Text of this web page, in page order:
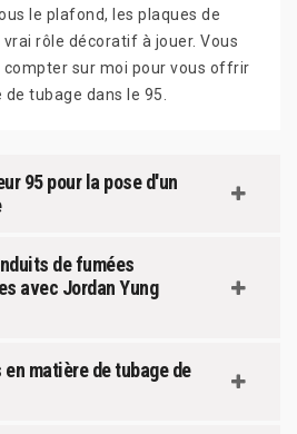
le plafond, les plaques de
rôle décoratif à jouer. Vous
sur moi pour vous offrir
tubage dans le 95.
95 pour la pose d'un
de fumées
avec Jordan Yung
matière de tubage de